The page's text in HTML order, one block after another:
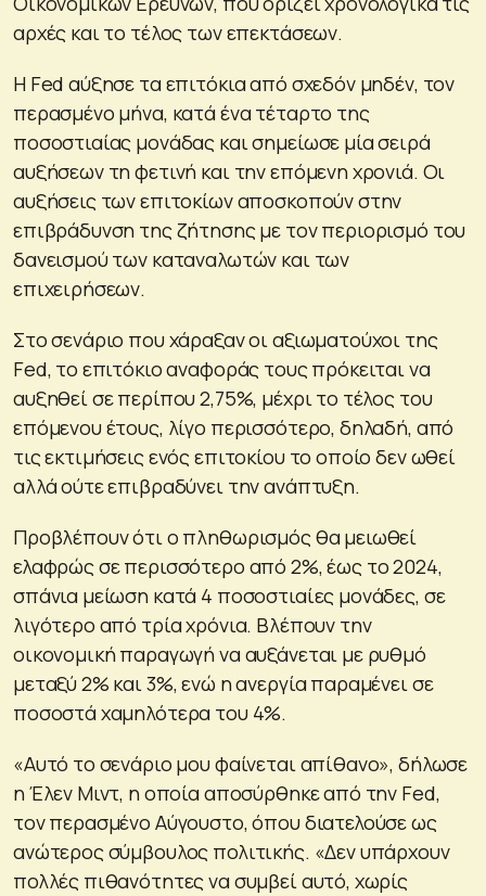
αρχές και το τέλος των επεκτάσεων.
Η Fed αύξησε τα επιτόκια από σχεδόν μηδέν, τον
περασμένο μήνα, κατά ένα τέταρτο της
ποσοστιαίας μονάδας και σημείωσε μία σειρά
αυξήσεων τη φετινή και την επόμενη χρονιά. Οι
αυξήσεις των επιτοκίων αποσκοπούν στην
επιβράδυνση της ζήτησης με τον περιορισμό του
δανεισμού των καταναλωτών και των
επιχειρήσεων.
Στο σενάριο που χάραξαν οι αξιωματούχοι της
Fed, το επιτόκιο αναφοράς τους πρόκειται να
αυξηθεί σε περίπου 2,75%, μέχρι το τέλος του
επόμενου έτους, λίγο περισσότερο, δηλαδή, από
τις εκτιμήσεις ενός επιτοκίου το οποίο δεν ωθεί
αλλά ούτε επιβραδύνει την ανάπτυξη.
Προβλέπουν ότι ο πληθωρισμός θα μειωθεί
ελαφρώς σε περισσότερο από 2%, έως το 2024,
σπάνια μείωση κατά 4 ποσοστιαίες μονάδες, σε
λιγότερο από τρία χρόνια. Βλέπουν την
οικονομική παραγωγή να αυξάνεται με ρυθμό
μεταξύ 2% και 3%, ενώ η ανεργία παραμένει σε
ποσοστά χαμηλότερα του 4%.
«Αυτό το σενάριο μου φαίνεται απίθανο», δήλωσε
η Έλεν Μιντ, η οποία αποσύρθηκε από την Fed,
τον περασμένο Αύγουστο, όπου διατελούσε ως
ανώτερος σύμβουλος πολιτικής. «Δεν υπάρχουν
πολλές πιθανότητες να συμβεί αυτό, χωρίς